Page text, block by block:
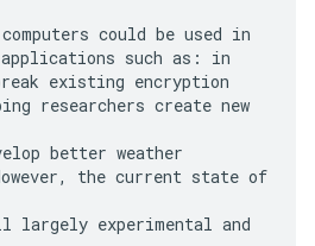
could be used in
such as: in
existing encryption
researchers create new
better weather
the current state of
largely experimental and